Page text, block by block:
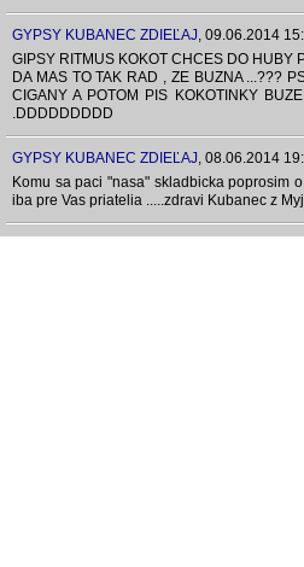
GYPSY KUBANEC ZDIEĽAJ, 09.06.2014
GIPSY RITMUS KOKOT CHCES DO HUBY
DA MAS TO TAK RAD , ZE BUZNA ...???
CIGANY A POTOM PIS KOKOTINKY
.DDDDDDDDD
GYPSY KUBANEC ZDIEĽAJ, 08.06.2014
Komu sa paci "nasa" skladbicka poprosim
iba pre Vas priatelia .....zdravi Kubanec z